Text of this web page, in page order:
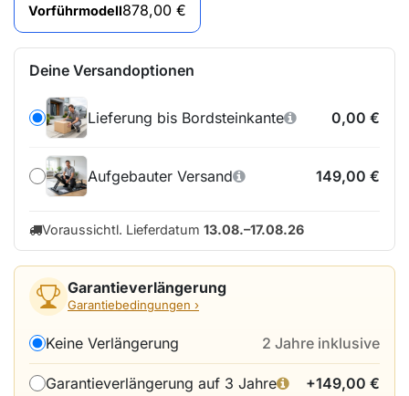
Vorführmodell878,00 €
Deine Versandoptionen
Lieferung bis Bordsteinkante 0,00 €
Aufgebauter Versand 149,00 €
Voraussichtl. Lieferdatum 13.08.–17.08.26
Garantieverlängerung
Garantiebedingungen ›
Keine Verlängerung 2 Jahre inklusive
Garantieverlängerung auf 3 Jahre +149,00 €